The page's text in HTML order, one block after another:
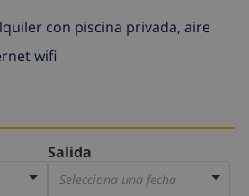
con piscina privada, aire
wifi
Salida
Selecciona una fecha